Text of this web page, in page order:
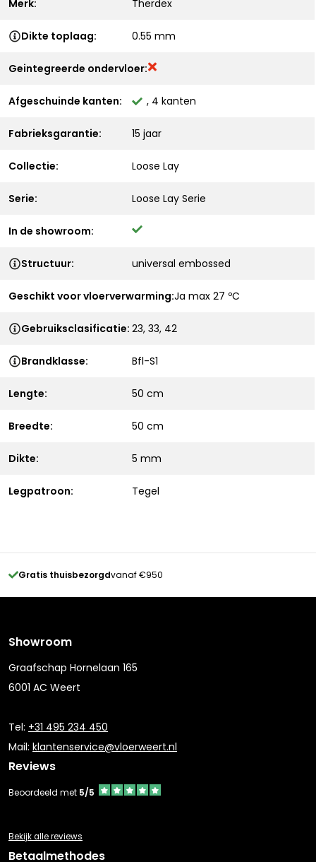
Merk: Therdex
Dikte toplaag: 0.55 mm
Geintegreerde ondervloer:
Afgeschuinde kanten: , 4 kanten
Fabrieksgarantie: 15 jaar
Collectie: Loose Lay
Serie: Loose Lay Serie
In de showroom:
Structuur: universal embossed
Geschikt voor vloerverwarming:Ja max 27 ºC
Gebruiksclasificatie: 23, 33, 42
Brandklasse: Bfl-S1
Lengte: 50 cm
Breedte: 50 cm
Dikte: 5 mm
Legpatroon: Tegel
Gratis thuisbezorgdvanaf €950
Showroom
Graafschap Hornelaan 165
6001 AC Weert
Tel: +31 495 234 450
Mail: klantenservice@vloerweert.nl
Reviews
Beoordeeld met 5/5
Bekijk alle reviews
Betaalmethodes